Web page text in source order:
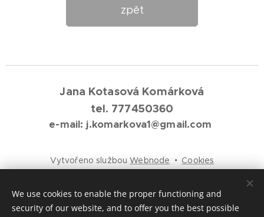
zpět
Jana Kotasová Komárková
tel. 777450360
e-mail: j.komarkova1@gmail.com
Vytvořeno službouWebnode Cookies
English
We use cookies to enable the proper functioning and
security of our website, and to offer you the best possible